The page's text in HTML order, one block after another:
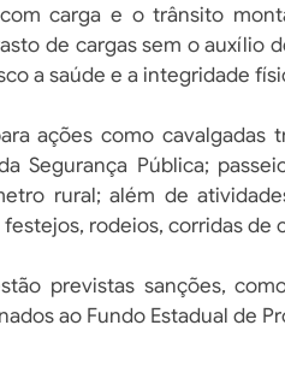
carga e o trânsito
de cargas sem o auxílio
a saúde e a integridade
ações como cavalgadas
Segurança Pública;
rural; além de
rodeios, corridas de
previstas sanções,
ao Fundo Estadual de